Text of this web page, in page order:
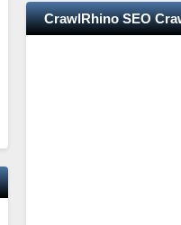
CrawlRhino SEO